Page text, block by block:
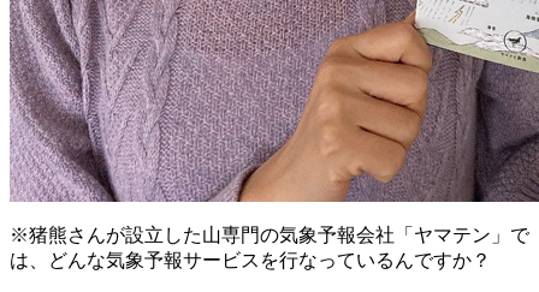
※猪熊さんが設立した山専門の気象予報会社「ヤマテン」で
は、どんな気象予報サービスを行なっているんですか？